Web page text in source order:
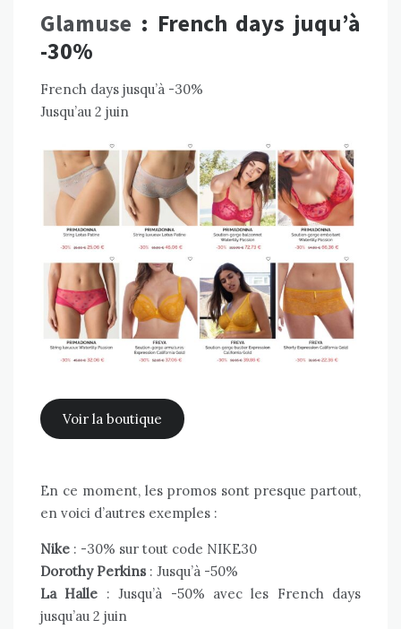
Glamuse : French days juqu’à
-30%
French days jusqu’à -30%
Jusqu’au 2 juin
Voir la boutique
En ce moment, les promos sont presque partout,
en voici d’autres exemples :
Nike : -30% sur tout code NIKE30
Dorothy Perkins : Jusqu’à -50%
La Halle : Jusqu’à -50% avec les French days
jusqu’au 2 juin